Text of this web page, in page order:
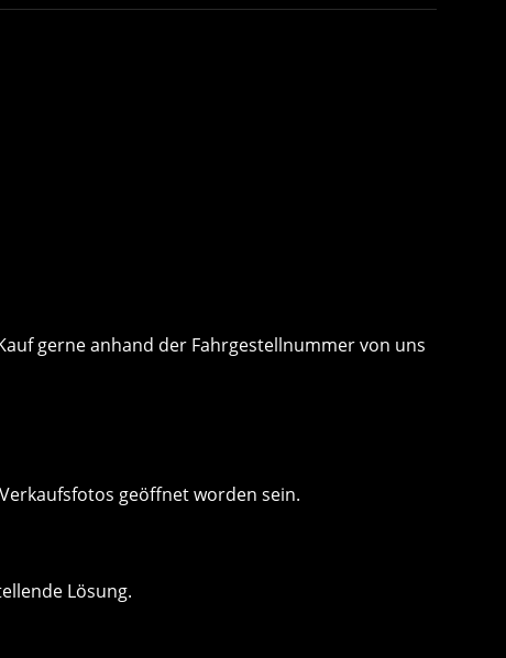
gerne anhand der Fahrgestellnummer von uns
geöffnet worden sein.
Lösung.